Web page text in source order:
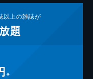
以上の雑誌が
題
※